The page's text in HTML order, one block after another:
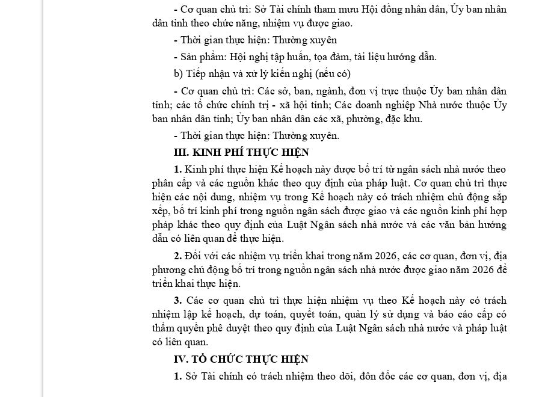
- Cơ quan chủ trì: Sở Tài chính tham mưu Hội đồng nhân dân, Ủy ban nhân
dân tỉnh theo chức năng, nhiệm vụ được giao.
- Thời gian thực hiện: Thường xuyên
- Sản phẩm: Hội nghị tập huấn, tọa đàm, tài liệu hướng dẫn.
b) Tiếp nhận và xử lý kiến nghị (nếu có)
- Cơ quan chủ trì: Các sở, ban, ngành, đơn vị trực thuộc Ủy ban nhân dân
tỉnh; các tổ chức chính trị - xã hội tỉnh; Các doanh nghiệp Nhà nước thuộc Ủy
ban nhân dân tỉnh; Ủy ban nhân dân các xã, phường, đặc khu.
- Thời gian thực hiện: Thường xuyên.
III. KINH PHÍ THỰC HIỆN
1. Kinh phí thực hiện Kế hoạch này được bố trí từ ngân sách nhà nước theo
phân cấp và các nguồn khác theo quy định của pháp luật. Cơ quan chủ trì thực
hiện các nội dung, nhiệm vụ trong Kế hoạch này có trách nhiệm chủ động sắp
xếp, bố trí kinh phí trong nguồn ngân sách được giao và các nguồn kinh phí hợp
pháp khác theo quy định của Luật Ngân sách nhà nước và các văn bản hướng
dẫn có liên quan để thực hiện.
2. Đối với các nhiệm vụ triển khai trong năm 2026, các cơ quan, đơn vị, địa
phương chủ động bố trí trong nguồn ngân sách nhà nước được giao năm 2026 để
triển khai thực hiện.
3. Các cơ quan chủ trì thực hiện nhiệm vụ theo Kế hoạch này có trách
nhiệm lập kế hoạch, dự toán, quyết toán, quản lý sử dụng và báo cáo cấp có
thẩm quyền phê duyệt theo quy định của Luật Ngân sách nhà nước và pháp luật
có liên quan.
IV. TỔ CHỨC THỰC HIỆN
1. Sở Tài chính có trách nhiệm theo dõi, đôn đốc các cơ quan, đơn vị, địa